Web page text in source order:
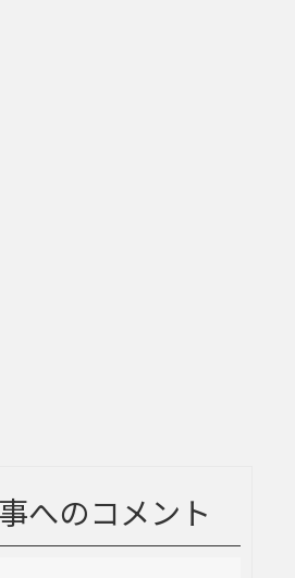
へのコメント